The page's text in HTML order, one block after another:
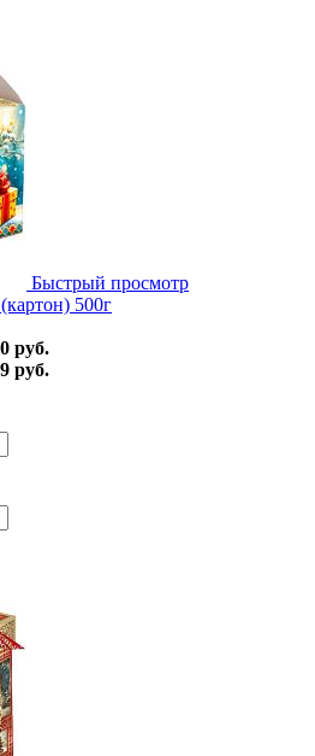
Быстрый просмотр
500г
руб.
руб.